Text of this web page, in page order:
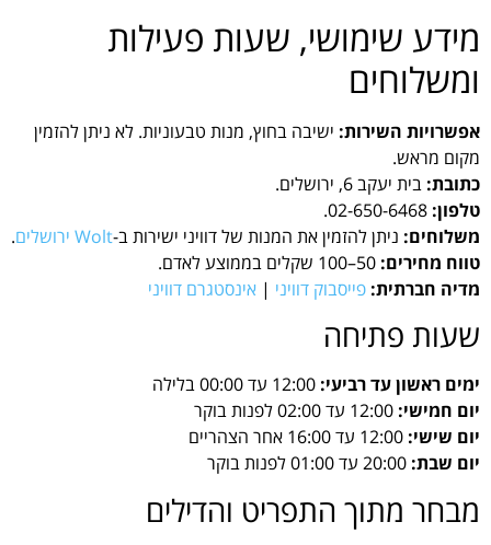
מידע שימושי, שעות פעילות
ומשלוחים
אפשרויות השירות: ישיבה בחוץ, מנות טבעוניות. לא ניתן להזמין
מקום מראש.
כתובת: בית יעקב 6, ירושלים.
טלפון:
משלוחים: ניתן להזמין את המנות של דוויני ישירות ב-Wolt ירושלים
.
טווח מחירים:
מדיה חברתית: פייסבוק דוויני | אינסטגרם דוויני
שעות פתיחה
ימים ראשון עד רביעי:
יום חמישי:
יום שישי:
יום שבת:
מבחר מתוך התפריט והדילים